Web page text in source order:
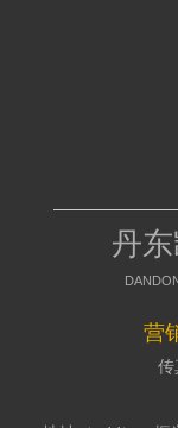
丹
营
传